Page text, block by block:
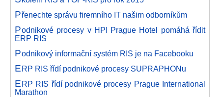
Přenechte správu firemního IT našim odborníkům
Podnikové procesy v HPI Prague Hotel pomáhá řídit
ERP RIS
Podnikový informační systém RIS je na Facebooku
ERP RIS řídí podnikové procesy SUPRAPHONu
ERP RIS řídí podnikové procesy Prague International
Marathon